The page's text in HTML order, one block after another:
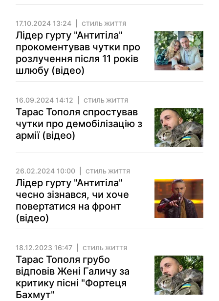
17.10.2024 13:24 СТИЛЬ ЖИТТЯ
Лідер гурту "Антитіла"
прокоментував чутки про
розлучення після 11 років
шлюбу (відео)
16.09.2024 14:12 СТИЛЬ ЖИТТЯ
Тарас Тополя спростував
чутки про демобілізацію з
армії (відео)
26.02.2024 10:00 СТИЛЬ ЖИТТЯ
Лідер гурту "Антитіла"
чесно зізнався, чи хоче
повертатися на фронт
(відео)
18.12.2023 16:47 СТИЛЬ ЖИТТЯ
Тарас Тополя грубо
відповів Жені Галичу за
критику пісні "Фортеця
Бахмут"